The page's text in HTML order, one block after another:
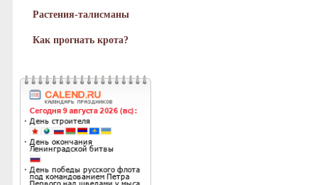
Растения-талисманы
Как прогнать крота?